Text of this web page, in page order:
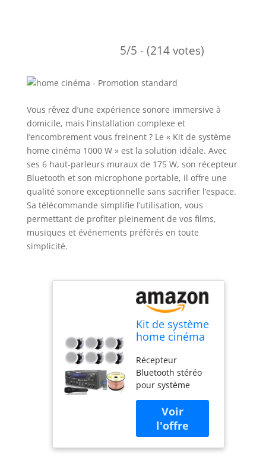
5/5 - (214 votes)
Vous rêvez d’une expérience sonore immersive à
domicile, mais l’installation complexe et
l’encombrement vous freinent ? Le « Kit de système
home cinéma 1000 W » est la solution idéale. Avec
ses 6 haut-parleurs muraux de 175 W, son récepteur
Bluetooth et son microphone portable, il offre une
qualité sonore exceptionnelle sans sacrifier l’espace.
Sa télécommande simplifie l’utilisation, vous
permettant de profiter pleinement de vos films,
musiques et événements préférés en toute
simplicité.
Kit de système
home cinéma
récepteur
Bluetooth avec
6 haut-parleurs
muraux de 175
W chacun et
microphone
portable de
calibre 16 de
Récepteur
Bluetooth stéréo
pour système
offre une
puissance
maximale de 1000
W avec 120 W RMS